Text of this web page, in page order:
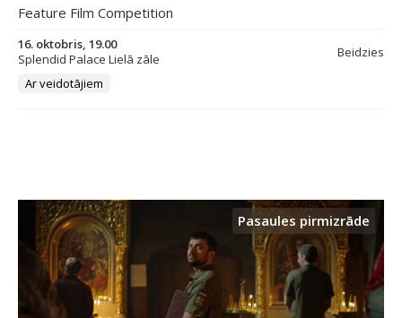
Feature Film Competition
16. oktobris, 19.00
Splendid Palace Lielā zāle
Beidzies
Ar veidotājiem
Pasaules pirmizrāde